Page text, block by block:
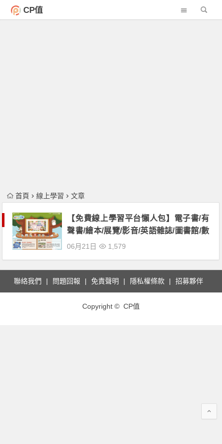
CP值
首頁 線上學習 文章
【免費線上學習平台懶人包】電子書/有
聲書/繪本/展覽/影音/英語雜誌/圖書館/數
位學程/開放式課程資源整理
06月21日 1,579
聯絡我們 問題回報 免責聲明 隱私權條款 招募夥伴
Copyright © CP值